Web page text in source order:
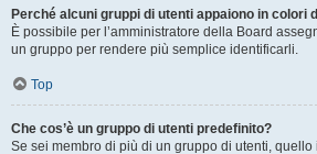
Perché alcuni gruppi di utenti appaiono in colori
È possibile per l’amministratore della Board
un gruppo per rendere più semplice identificarli.
Top
Che cos’è un gruppo di utenti predefinito?
Se sei membro di più di un gruppo di utenti,